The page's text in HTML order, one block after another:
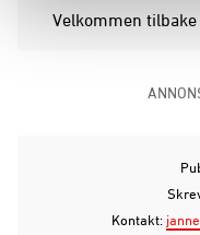
Velkommen
Kontakt: